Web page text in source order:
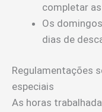
completar
Os
dias de
Regulamentações
especiais
As horas